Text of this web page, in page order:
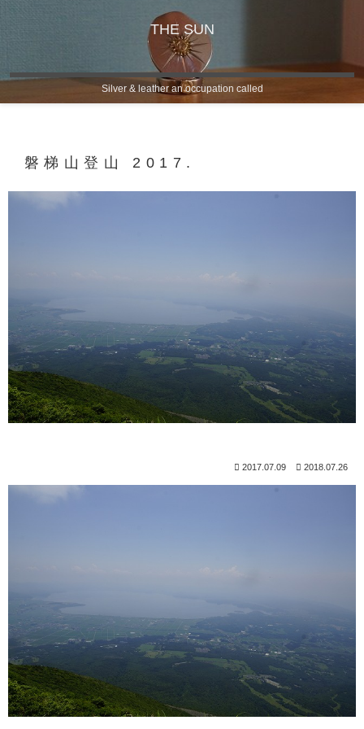
THE SUN
Silver & leather an occupation called
磐梯山登山 2017.
2017.07.09 2018.07.26